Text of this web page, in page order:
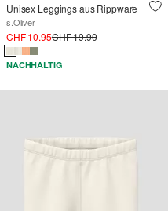
Unisex Leggings aus Rippware
s.Oliver
CHF 10.95CHF 19.90
NACHHALTIG